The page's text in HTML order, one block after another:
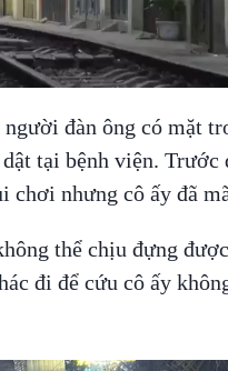
đàn ông có mặt
tại bệnh viện. Trước
chơi nhưng cô ấy đã
thể chịu đựng
đi để cứu cô ấy